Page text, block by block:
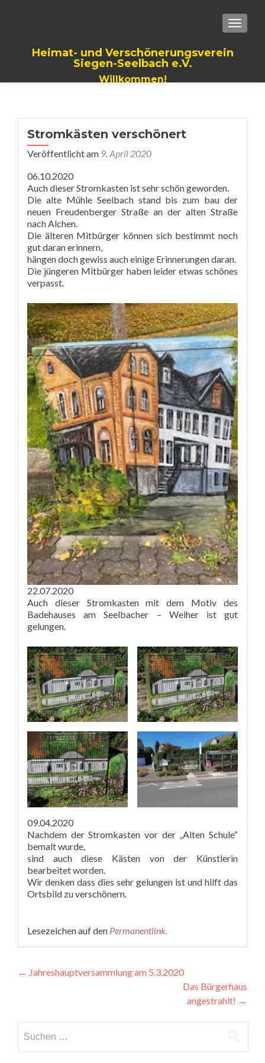
Heimat- und Verschönerungsverein
Siegen-Seelbach e.V.
Willkommen!
Stromkästen verschönert
Veröffentlicht am 9. April 2020
06.10.2020
Auch dieser Stromkasten ist sehr schön geworden.
Die alte Mühle Seelbach stand bis zum bau der
neuen Freudenberger Straße an der alten Straße
nach Alchen.
Die älteren Mitbürger können sich bestimmt noch
gut daran erinnern,
hängen doch gewiss auch einige Erinnerungen daran.
Die jüngeren Mitbürger haben leider etwas schönes
verpasst.
22.07.2020
Auch dieser Stromkasten mit dem Motiv des
Badehauses am Seelbacher – Weiher ist gut
gelungen.
09.04.2020
Nachdem der Stromkasten vor der „Alten Schule“
bemalt wurde,
sind auch diese Kästen von der Künstlerin
bearbeitet worden.
Wir denken dass dies sehr gelungen ist und hilft das
Ortsbild zu verschönern.
Lesezeichen auf den Permanentlink
Beitragsnavigation
← Jahreshauptversammlung am 5.3.2020
Das Bürgerhaus
angestrahlt! →
nach: